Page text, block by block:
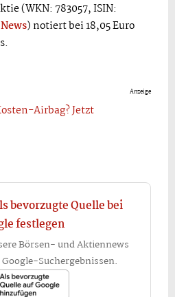
(WKN: 783057, ISIN:
News) notiert bei 18,05 Euro
Anzeige
Airbag? Jetzt
bevorzugte Quelle bei
festlegen
Börsen- und Aktiennews
Suchergebnissen.